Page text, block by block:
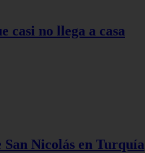
casi no llega a casa
Nicolás en Turquía